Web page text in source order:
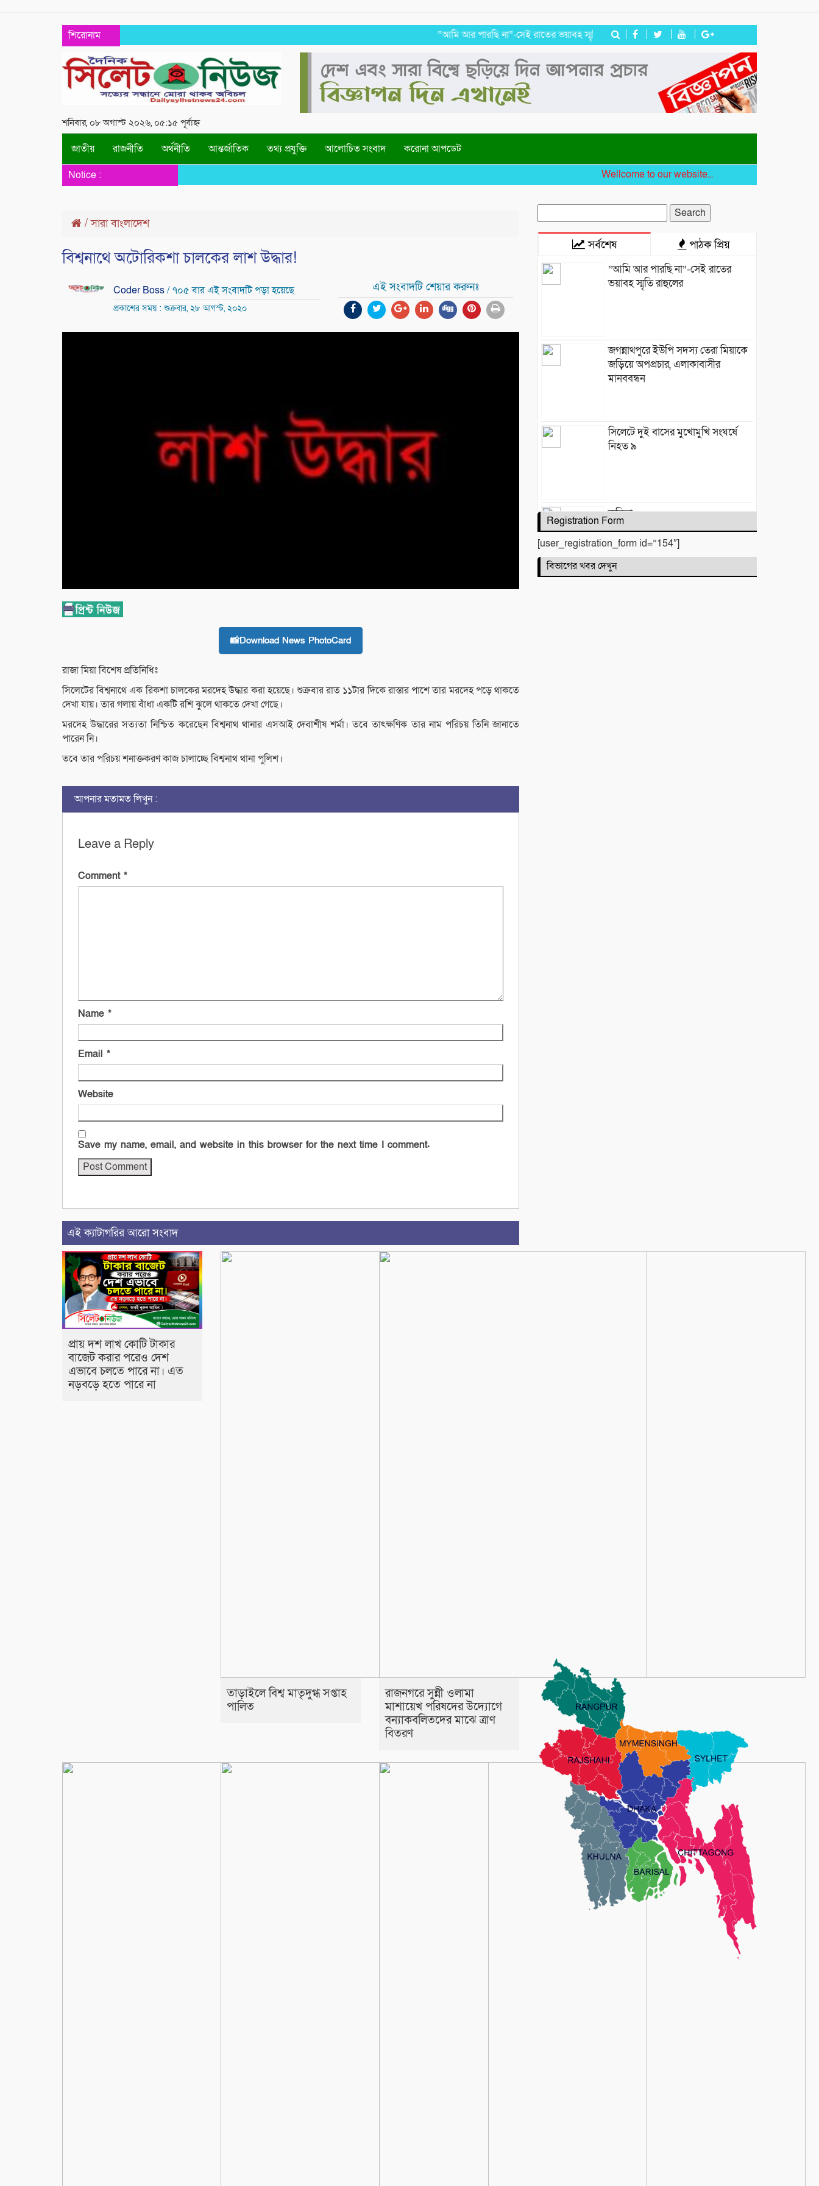
শিরোনাম “আমি আর পারছি না”-সেই রাতের ভয়াবহ স্মৃতি রাহুলের জগন্নাথপুরে ইউপি সদস্য তেরা মিয়াকে জড়িয়ে অপপ্রচার,
শনিবার, ০৮ অগাস্ট ২০২৬, ০৫:১৫ পূর্বাহ্ন
জাতীয় রাজনীতি অর্থনীতি আন্তর্জাতিক তথ্য প্রযুক্তি আলোচিত সংবাদ
করোনা আপডেট
Notice :
Wellcome to our website...
/সারা বাংলাদেশ
বিশ্বনাথে অটোরিকশা চালকের লাশ উদ্ধার!
Coder Boss/ ৭০৫ বার এই সংবাদটি পড়া হয়েছে
প্রকাশের সময় : শুক্রবার, ২৮ আগস্ট, ২০২০
এই সংবাদটি শেয়ার করুনঃ
📸Download News PhotoCard
রাজা মিয়া বিশেষ প্রতিনিধিঃ
সিলেটের বিশ্বনাথে এক রিকশা চালকের মরদেহ উদ্ধার করা হয়েছে। শুক্রবার রাত ১১টার দিকে রাস্তার পাশে তার মরদেহ পড়ে থাকতে
দেখা যায়। তার গলায় বাঁধা একটি রশি ঝুলে থাকতে দেখা গেছে।
মরদেহ উদ্ধারের সত্যতা নিশ্চিত করেছেন বিশ্বনাথ থানার এসআই দেবাশীষ শর্মা। তবে তাৎক্ষণিক তার নাম পরিচয় তিনি জানাতে
পারেন নি।
তবে তার পরিচয় শনাক্তকরণ কাজ চালাচ্ছে বিশ্বনাথ থানা পুলিশ।
আপনার মতামত লিখুন :
Leave a Reply
Comment *
Name *
Email *
Website
Save my name, email, and website in this browser for the next time I comment.
এই ক্যাটাগরির আরো সংবাদ
প্রায় দশ লাখ কোটি টাকার
বাজেট করার পরেও দেশ
এভাবে চলতে পারে না। এত
নড়বড়ে হতে পারে না
তাড়াইলে বিশ্ব মাতৃদুগ্ধ সপ্তাহ
পালিত
রাজনগরে সুন্নী ওলামা
মাশায়েখ পরিষদের উদ্যোগে
বন্যাকবলিতদের মাঝে ত্রাণ
বিতরণ
for:
সর্বশেষ পাঠক প্রিয়
“আমি আর পারছি না”-সেই রাতের
ভয়াবহ স্মৃতি রাহুলের
জগন্নাথপুরে ইউপি সদস্য তেরা মিয়াকে
জড়িয়ে অপপ্রচার, এলাকাবাসীর
মানববন্ধন
সিলেটে দুই বাসের মুখোমুখি সংঘর্ষে
নিহত ৯
কবিতা :
Registration Form
[user_registration_form id=”154″]
বিভাগের খবর দেখুন